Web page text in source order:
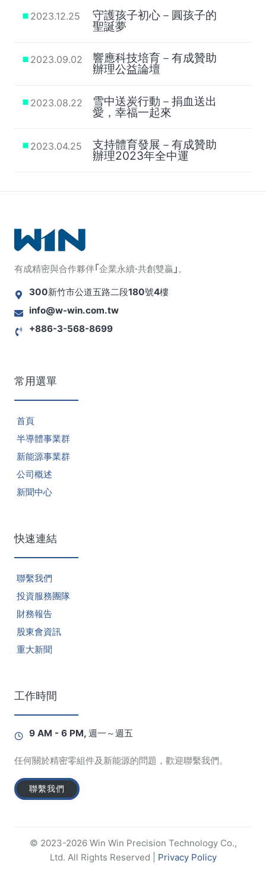
2023.12.25 守護孩子初心－圓孩子的
聖誕夢
2023.09.02 響應科技培育－有成贊助
辦理公益論壇
2023.08.22 雪中送炭行動－捐血送出
愛，幸福一起來
2023.04.25 支持體育發展－有成贊助
辦理2023年全中運
有成精密與合作夥伴｢企業永續·共創雙贏｣。
300新竹市公道五路二段180號4樓
info@w-win.com.tw
+886-3-568-8699
常用選單
首頁
半導體事業群
新能源事業群
公司概述
新聞中心
快速連結
聯繫我們
投資服務團隊
財務報告
股東會資訊
重大新聞
工作時間
9 AM - 6 PM, 週一～週五
任何關於精密零組件及新能源的問題，歡迎聯繫我們。
聯繫我們
© 2023-2026 Win Win Precision Technology Co.,
Ltd. All Rights Reserved | Privacy Policy